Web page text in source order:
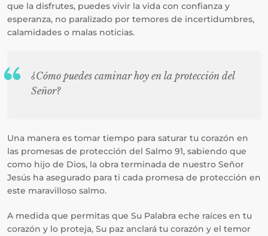
que la disfrutes, puedes vivir la vida con confianza y
esperanza, no paralizado por temores de incertidumbres,
calamidades o malas noticias.
¿Cómo puedes caminar hoy en la protección del
Señor?
Una manera es tomar tiempo para saturar tu corazón en
las promesas de protección del Salmo 91, sabiendo que
como hijo de Dios, la obra terminada de nuestro Señor
Jesús ha asegurado para ti cada promesa de protección en
este maravilloso salmo.
A medida que permitas que Su Palabra eche raíces en tu
corazón y lo proteja, Su paz anclará tu corazón y el temor